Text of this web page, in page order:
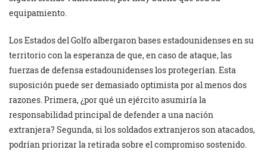
equipamiento.
Los Estados del Golfo albergaron bases estadounidenses en su
territorio con la esperanza de que, en caso de ataque, las
fuerzas de defensa estadounidenses los protegerían. Esta
suposición puede ser demasiado optimista por al menos dos
razones. Primera, ¿por qué un ejército asumiría la
responsabilidad principal de defender a una nación
extranjera? Segunda, si los soldados extranjeros son atacados,
podrían priorizar la retirada sobre el compromiso sostenido.